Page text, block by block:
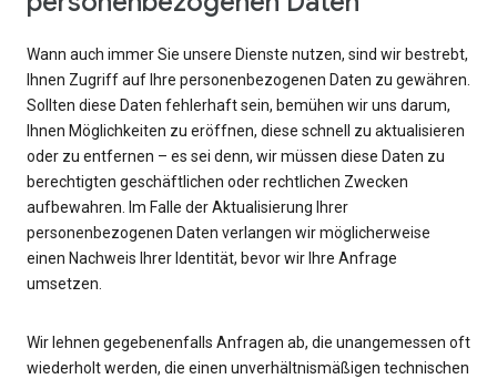
Wann auch immer Sie unsere Dienste nutzen, sind wir bestrebt,
Ihnen Zugriff auf Ihre personenbezogenen Daten zu gewähren.
Sollten diese Daten fehlerhaft sein, bemühen wir uns darum,
Ihnen Möglichkeiten zu eröffnen, diese schnell zu aktualisieren
oder zu entfernen – es sei denn, wir müssen diese Daten zu
berechtigten geschäftlichen oder rechtlichen Zwecken
aufbewahren. Im Falle der Aktualisierung Ihrer
personenbezogenen Daten verlangen wir möglicherweise
einen Nachweis Ihrer Identität, bevor wir Ihre Anfrage
umsetzen.
Wir lehnen gegebenenfalls Anfragen ab, die unangemessen oft
wiederholt werden, die einen unverhältnismäßigen technischen